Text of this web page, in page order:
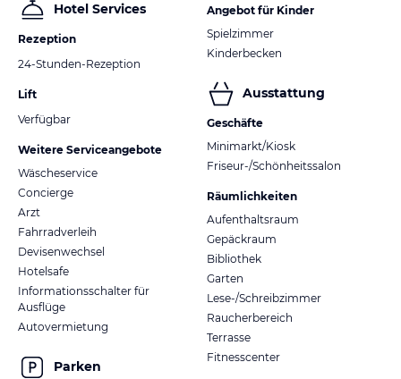
Hotel Services
Rezeption
24-Stunden-Rezeption
Lift
Verfügbar
Weitere Serviceangebote
Wäscheservice
Concierge
Arzt
Fahrradverleih
Devisenwechsel
Hotelsafe
Informationsschalter für
Ausflüge
Autovermietung
Parken
Angebot für Kinder
Spielzimmer
Kinderbecken
Ausstattung
Geschäfte
Minimarkt/Kiosk
Friseur-/Schönheitssalon
Räumlichkeiten
Aufenthaltsraum
Gepäckraum
Bibliothek
Garten
Lese-/Schreibzimmer
Raucherbereich
Terrasse
Fitnesscenter